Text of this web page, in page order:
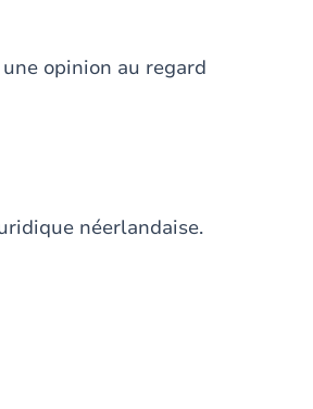
opinion au regard
néerlandaise.